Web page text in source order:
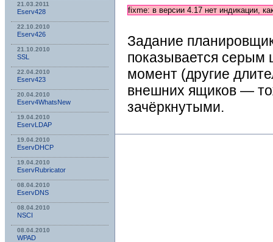
21.03.2011
Eserv428
22.10.2010
Eserv426
21.10.2010
SSL
22.04.2010
Eserv423
20.04.2010
Eserv4WhatsNew
19.04.2010
EservLDAP
19.04.2010
EservDHCP
19.04.2010
EservRubricator
08.04.2010
EservDNS
08.04.2010
NSСI
08.04.2010
WPAD
fixme: в версии 4.17 нет индикации,
Задание
показывается серым
момент (другие
внешних ящиков —
зачёркнутыми.